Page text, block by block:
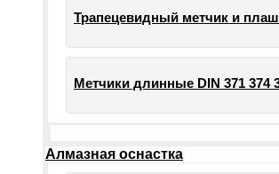
Трапецевидный метчик и
Метчики длинные DIN 371 374
Алмазная оснастка